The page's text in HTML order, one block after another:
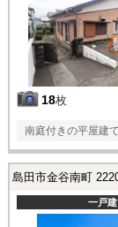
18枚
南庭付きの平屋建
島田市金谷南町
一戸建